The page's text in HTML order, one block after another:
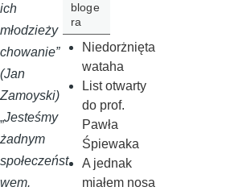
ich
młodzieży
chowanie”
(Jan
Zamoyski)
„Jesteśmy
żadnym
społeczeńst
wem.
bloge
ra
Niedorżnięta
wataha
List otwarty
do prof.
Pawła
Śpiewaka
A jednak
miałem nosa